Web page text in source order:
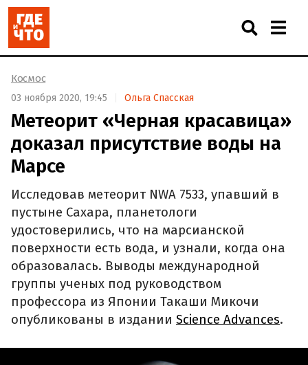
Космос
03 ноября 2020, 19:45 Ольга Спасская
Метеорит «Черная красавица»
доказал присутствие воды на
Марсе
Исследовав метеорит NWA 7533, упавший в
пустыне Сахара, планетологи
удостоверились, что на марсианской
поверхности есть вода, и узнали, когда она
образовалась. Выводы международной
группы ученых под руководством
профессора из Японии Такаши Микочи
опубликованы в издании Science Advances.